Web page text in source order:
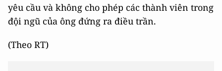
yêu cầu và không cho phép các thành viên trong
đội ngũ của ông đứng ra điều trần.
(Theo RT)